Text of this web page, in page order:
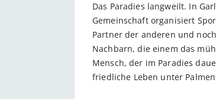
Das Paradies langweilt. In
Gemeinschaft organisiert
Partner der anderen und
Nachbarn, die einem das
Mensch, der im Paradies
friedliche Leben unter